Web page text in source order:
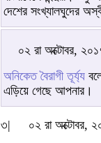
দেশের সংখ্যালঘুদের
০২ রা অক্টোবর,
অনিকেত বৈরাগী তূর্য্য
এড়িয়ে গেছে আপনার।
৩|
০২ রা অক্টোবর,